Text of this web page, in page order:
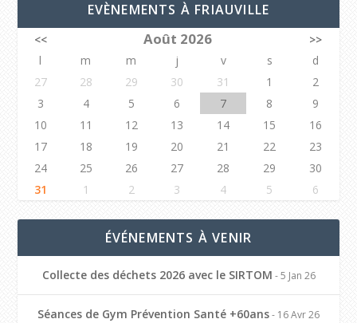
EVÈNEMENTS À FRIAUVILLE
<< Août 2026
>>
l
m m j v s
d
27
28 29 30 31 1
2
3
4 5 6 7 8
9
10
11 12 13 14 15
16
17
18 19 20 21 22
23
24
25 26 27 28 29
30
31
1 2 3 4 5 6
ÉVÉNEMENTS À VENIR
Collecte des déchets 2026 avec le SIRTOM - 5 Jan 26
Séances de Gym Prévention Santé +60ans- 16 Avr 26